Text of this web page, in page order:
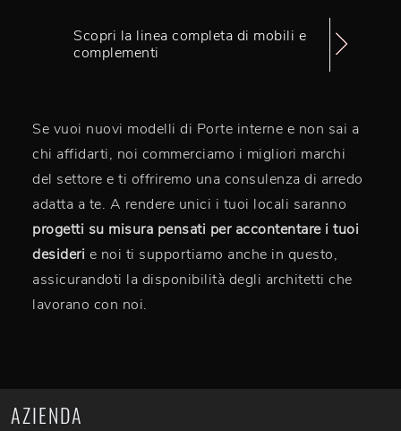
Scopri la linea completa di mobili e
complementi
Se vuoi nuovi modelli di Porte interne e non sai a
chi affidarti, noi commerciamo i migliori marchi
del settore e ti offriremo una consulenza di arredo
adatta a te. A rendere unici i tuoi locali saranno
progetti su misura pensati per accontentare i tuoi
desideri e noi ti supportiamo anche in questo,
assicurandoti la disponibilità degli architetti che
lavorano con noi.
AZIENDA